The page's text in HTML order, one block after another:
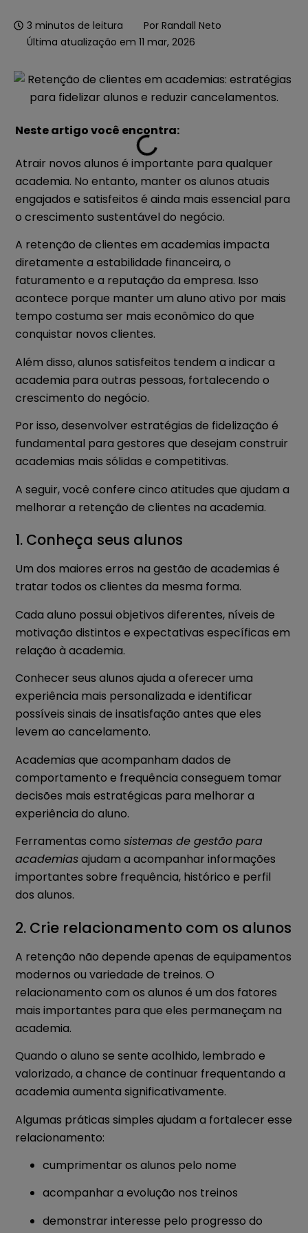
3 minutos de leitura Por Randall Neto
Última atualização em 11 mar, 2026
Neste artigo você encontra:
Atrair novos alunos é importante para qualquer
academia. No entanto, manter os alunos atuais
engajados e satisfeitos é ainda mais essencial para
o crescimento sustentável do negócio.
A retenção de clientes em academias impacta
diretamente a estabilidade financeira, o
faturamento e a reputação da empresa. Isso
acontece porque manter um aluno ativo por mais
tempo costuma ser mais econômico do que
conquistar novos clientes.
Além disso, alunos satisfeitos tendem a indicar a
academia para outras pessoas, fortalecendo o
crescimento do negócio.
Por isso, desenvolver estratégias de fidelização é
fundamental para gestores que desejam construir
academias mais sólidas e competitivas.
A seguir, você confere cinco atitudes que ajudam a
melhorar a retenção de clientes na academia.
1. Conheça seus alunos
Um dos maiores erros na gestão de academias é
tratar todos os clientes da mesma forma.
Cada aluno possui objetivos diferentes, níveis de
motivação distintos e expectativas específicas em
relação à academia.
Conhecer seus alunos ajuda a oferecer uma
experiência mais personalizada e identificar
possíveis sinais de insatisfação antes que eles
levem ao cancelamento.
Academias que acompanham dados de
comportamento e frequência conseguem tomar
decisões mais estratégicas para melhorar a
experiência do aluno.
Ferramentas comosistemas de gestão para
academiasajudam a acompanhar informações
importantes sobre frequência, histórico e perfil
dos alunos.
2. Crie relacionamento com os alunos
A retenção não depende apenas de equipamentos
modernos ou variedade de treinos. O
relacionamento com os alunos é um dos fatores
mais importantes para que eles permaneçam na
academia.
Quando o aluno se sente acolhido, lembrado e
valorizado, a chance de continuar frequentando a
academia aumenta significativamente.
Algumas práticas simples ajudam a fortalecer esse
relacionamento:
cumprimentar os alunos pelo nome
acompanhar a evolução nos treinos
demonstrar interesse pelo progresso do